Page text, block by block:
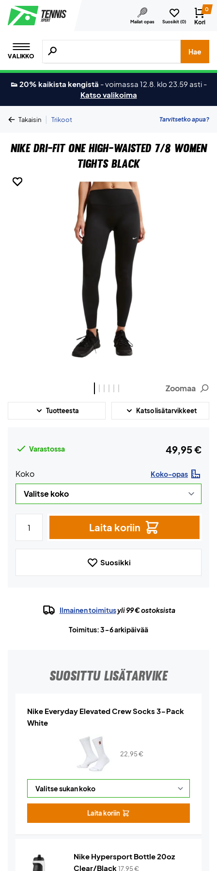
Mailat opas Suosikit (0)
0
Kori
VALIKKO
Hae tuotteita, merkkejä jne.
Hae
👟 20% kaikista kengistä -voimassa 12.8. klo 23.59 asti -
Katso valikoima
Takaisin | Trikoot Tarvitsetko apua?
Nike Dri-FIT One High-Waisted 7/8 Women
Tights Black
Zoomaa
Tuotteesta Katso lisätarvikkeet
Varastossa 49,95 €
Koko Koko-opas
Laita koriin
Suosikki
Ilmainen toimitusyli 99 € ostoksista
Toimitus: 3-6 arkipäivää
SUOSITTU LISÄTARVIKE
Nike Everyday Elevated Crew Socks 3-Pack
White
22,95€
Laita koriin
Nike Hypersport Bottle 20oz
Clear/Black17,95€